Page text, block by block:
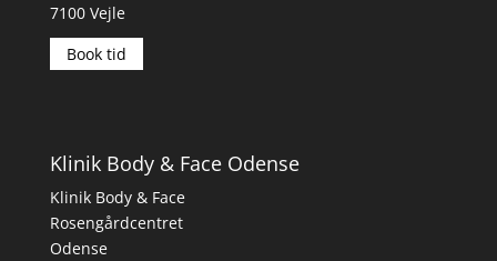
7100 Vejle
Book tid
Klinik Body & Face Odense
Klinik Body & Face
Rosengårdcentret
Odense